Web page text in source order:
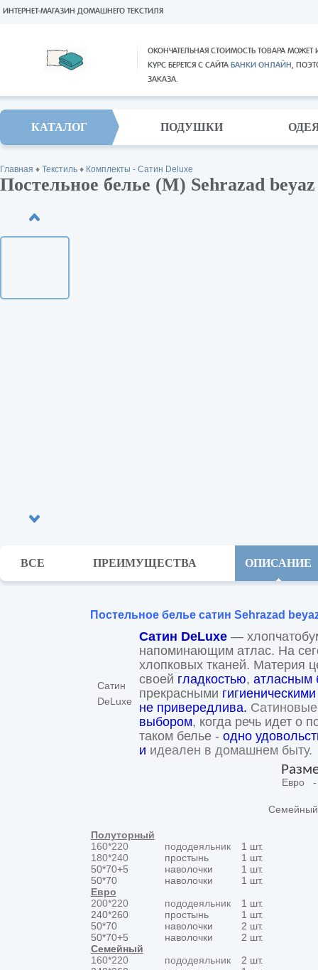
ОКОНЧАТЕЛЬНАЯ СТОИМОСТЬ ТОВАРА
КУРС БЕРЕТСЯ С САЙТА БАНКИ ОНЛАЙН,
ЗАКАЗА.
ИНТЕРНЕТ-МАГАЗИН ДОМАШНЕГО ТЕКСТИЛЯ
КАТАЛОГ ПОДУШКИ
Главная ♦ Текстиль ♦ Комплекты - Сатин Deluxe
Постельное белье (M) Sehrazad beyaz
ВСЕ ПРЕИМУЩЕСТВА ОПИСАНИЕ
Постельное белье сатин Sehrazad
Сатин
DeLuxe
Сатин DeLuxe—
напоминающим атлас. На
хлопковых тканей. Материя
своей гладкостью, атласным
прекрасными
не привередлива.
выбором, когда речь идет о
таком белье - одно
и идеален в домашнем быту.
Евро -
Полуторный
160*220
пододеяльник
1 шт.
180*240
простынь
1 шт.
50*70+5
наволочки
1 шт.
50*70
наволочки
1 шт.
Евро
200*220
пододеяльник
1 шт.
240*260
простынь
1 шт.
50*70
наволочки
2 шт.
50*70+5
наволочки
2 шт.
Семейный
160*220
пододеяльник
2 шт.